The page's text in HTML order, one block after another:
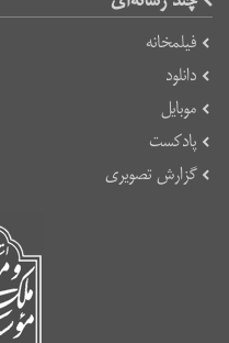
فیلمخانه
دانلود
موبایل
پادکست
گزارش تصویری